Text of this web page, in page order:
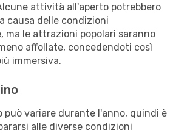
attività all'aperto potrebbero
causa delle condizioni
ma le attrazioni popolari saranno
affollate, concedendoti così
immersiva.
può variare durante l'anno, quindi è
alle diverse condizioni